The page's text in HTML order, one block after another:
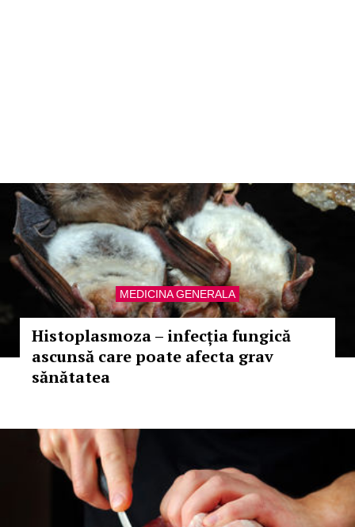
MEDICINA GENERALA
Histoplasmoza – infecția fungică
ascunsă care poate afecta grav
sănătatea